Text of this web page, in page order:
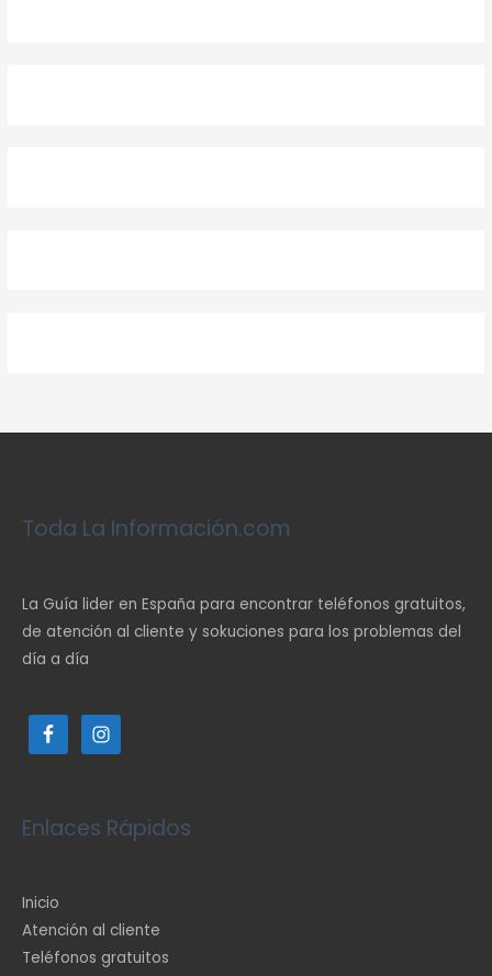
Toda La Información.com
La Guía lider en España para encontrar teléfonos gratuitos,
de atención al cliente y sokuciones para los problemas del
día a día
Enlaces Rápidos
Inicio
Atención al cliente
Teléfonos gratuitos